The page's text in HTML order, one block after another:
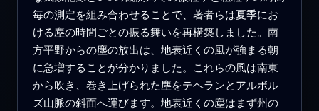
毎の測定を組み合わせることで、著者らは夏季にお
ける塵の時間ごとの振る舞いを再構築しました。南
方平野からの塵の放出は、地表近くの風が強まる朝
に急増することが分かりました。これらの風は南東
から吹き、巻き上げられた塵をテヘランとアルボル
ズ山脈の斜面へ運びます。地表近くの塵はまず州の